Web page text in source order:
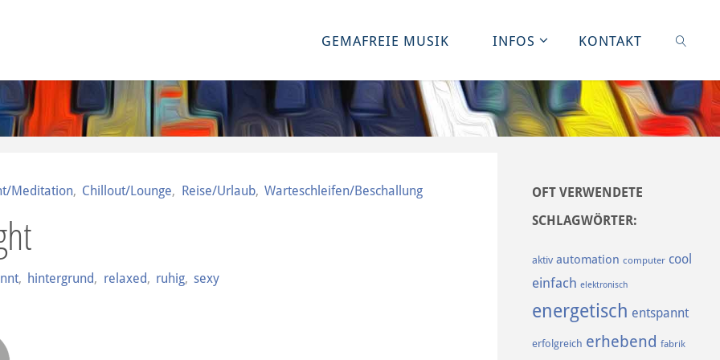
GEMAFREIE MUSIK INFOS KONTAKT
Meditation, Chillout/Lounge, Reise/Urlaub, Warteschleifen/Beschallung
, hintergrund, relaxed, ruhig, sexy
OFT VERWENDETE
SCHLAGWÖRTER:
aktiv automation computer cool
einfach elektronisch
energetisch entspannt
erfolgreich erhebend fabrik